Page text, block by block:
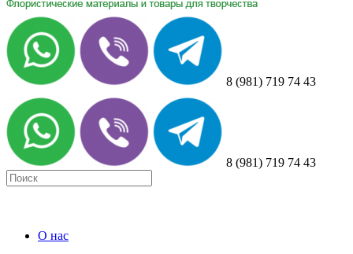
8 (981) 719 74 43
8 (981) 719 74 43
О нас